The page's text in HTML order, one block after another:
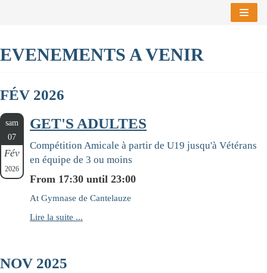
contenu
EVENEMENTS A VENIR
FÉV 2026
sam
07
Fév
2026
GET'S ADULTES
Compétition Amicale à partir de U19 jusqu'à Vétérans
en équipe de 3 ou moins
From 17:30 until 23:00
At Gymnase de Cantelauze
Lire la suite ...
NOV 2025